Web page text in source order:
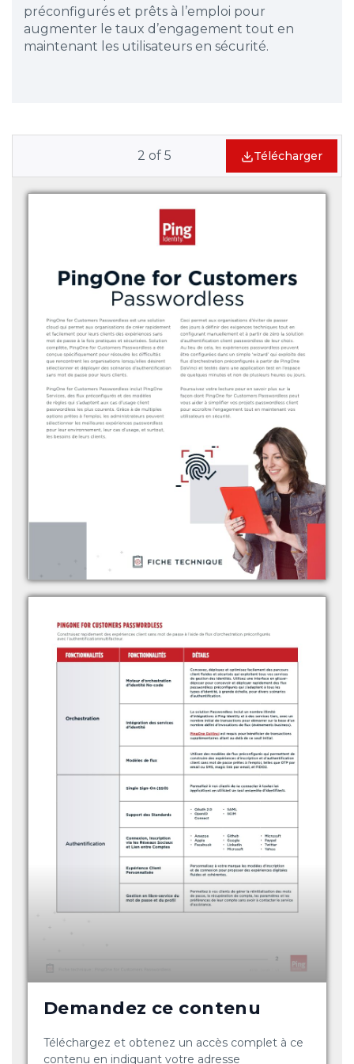
préconfigurés et prêts à l’emploi pour
augmenter le taux d’engagement tout en
maintenant les utilisateurs en sécurité.
2 of 5 Télécharger
Demandez ce contenu
Téléchargez et obtenez un accès complet à ce
contenu en indiquant votre adresse